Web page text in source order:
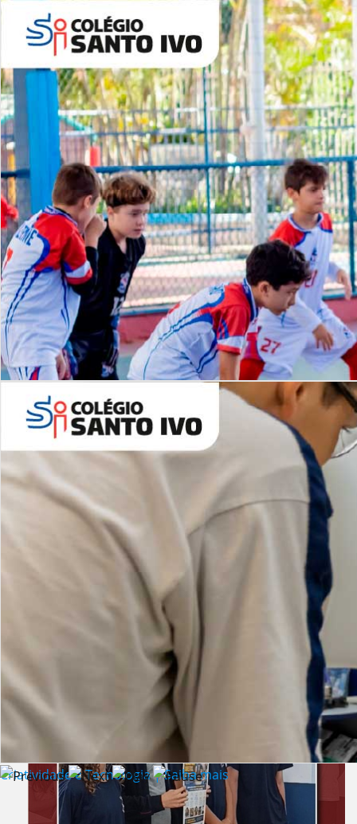
Período Integral | Saiba mais
Desafios | Saiba mais
Criatividade e Tecnologia | Saiba mais
Lista de vídeos
NOSSOCANAL